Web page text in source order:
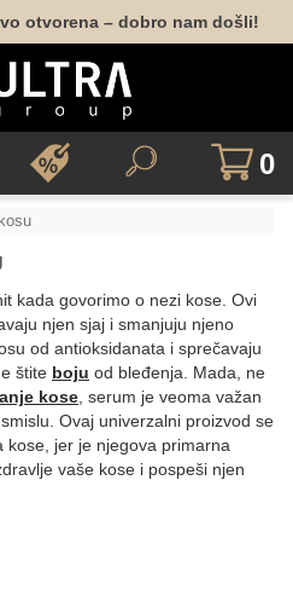
otvorena – dobro nam došli!
0
kada govorimo o nezi kose. Ovi
njen sjaj i smanjuju njeno
od antioksidanata i sprečavaju
štite boju od bleđenja. Mada, ne
kose , serum je veoma važan
Ovaj univerzalni proizvod se
kose, jer je njegova primarna
vaše kose i pospeši njen